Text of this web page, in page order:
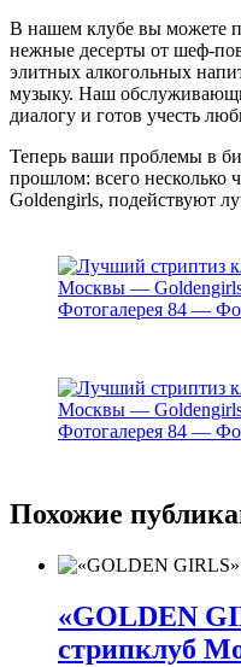
В нашем клубе вы можете
нежные десерты от шеф-
элитных алкогольных
музыку. Наш
диалогу и готов учесть
Теперь ваши проблемы в
прошлом: всего несколько
Goldengirls, подействуют
Похожие
«GOLDEN
стрипклуб